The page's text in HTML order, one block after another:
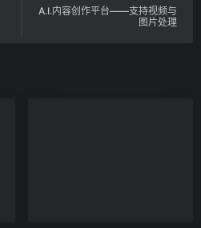
A.I.内容创作平台——支持视频与
图片处理